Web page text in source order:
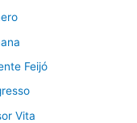
Feijó
Vita